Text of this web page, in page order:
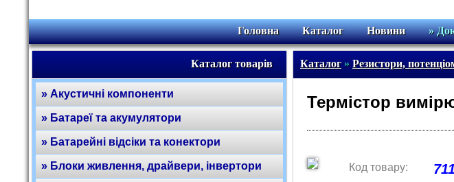
Головна Каталог Новини »
Каталог товарів
» Акустичні компоненти
» Батареї та акумулятори
» Батарейні відсіки та конектори
» Блоки живлення, драйвери, інвертори
Каталог» Резистори,
Термістор
Код товару: